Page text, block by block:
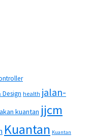
health jalan-
kuantan jjcm
Kuantan Kuantan